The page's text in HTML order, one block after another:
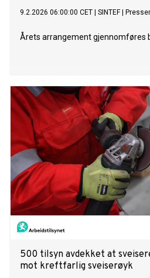
9.2.2026 06:00:00 CET SINTEF|
Årets arrangement gjennomføres
500 tilsyn avdekket at
mot kreftfarlig sveiserøyk